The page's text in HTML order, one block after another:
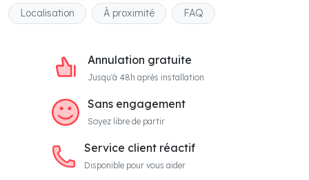
Localisation
À proximité FAQ
Annulation gratuite
Jusqu'à 48h après installation
Sans engagement
Soyez libre de partir
Service client réactif
Disponible pour vous aider